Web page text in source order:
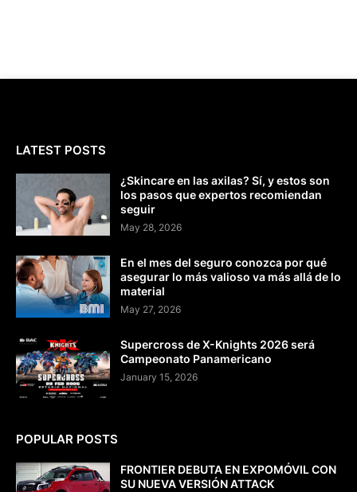
LATEST POSTS
¿Skincare en las axilas? Sí, y estos son
los pasos que expertos recomiendan
seguir
May 28, 2026
En el mes del seguro conozca por qué
asegurar lo más valioso va más allá de lo
material
May 27, 2026
Supercross de X-Knights 2026 será
Campeonato Panamericano
January 15, 2026
POPULAR POSTS
FRONTIER DEBUTA EN EXPOMÓVIL CON
SU NUEVA VERSIÓN ATTACK